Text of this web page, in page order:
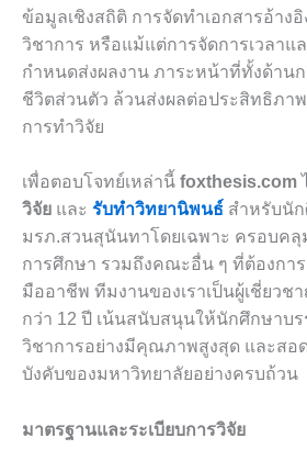
ข้อมูลเชิงสถิติ การจัดทำเอกสารอ้าง
วิชาการ หรือแม้แต่การจัดการเวลาแ
กำหนดส่งผลงาน ภาระหน้าที่ทั้งด้านก
ชีวิตส่วนตัว ล้วนส่งผลต่อประสิทธิภา
การทำวิจัย
เพื่อตอบโจทย์เหล่านี้ foxthesis.com
วิจัย และ รับทำวิทยานิพนธ์ สำหรับนั
มรภ.สวนสุนันทาโดยเฉพาะ ครอบคลุ
การศึกษา รวมถึงคณะอื่น ๆ ที่ต้องกา
มืออาชีพ ทีมงานของเราเป็นผู้เชี่ยว
กว่า 12 ปี เน้นสนับสนุนให้นักศึกษาบร
วิชาการอย่างมีคุณภาพสูงสุด และสอ
บังคับของมหาวิทยาลัยอย่างครบถ้วน
มาตรฐานและระเบียบการวิจัย